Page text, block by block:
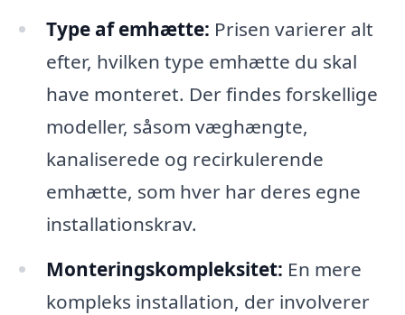
Type af emhætte: Prisen varierer alt
efter, hvilken type emhætte du skal
have monteret. Der findes forskellige
modeller, såsom væghængte,
kanaliserede og recirkulerende
emhætte, som hver har deres egne
installationskrav.
Monteringskompleksitet: En mere
kompleks installation, der involverer